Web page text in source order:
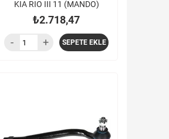
KIA RIO III 11 (MANDO)
₺2.718,47
SEPETE EKLE